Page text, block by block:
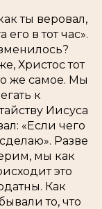
ты веровал,
в тот час».
Христос тот
же самое. Мы
к
Иисуса
«Если чего
Разве
мы как
это
Как
то, что